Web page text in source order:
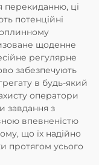
перекиданню, ці
потенційні
щоденне
регулярне
забезпечують
в будь-який
оператори
завдання з
впевненістю
що їх надійно
протягом усього